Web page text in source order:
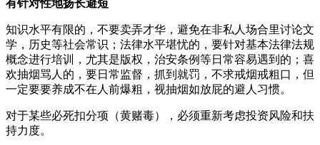
有针对性地扬长避短
知识水平有限的，不要卖弄才华，避免在非私人场合里讨论文
学，历史等社会常识；法律水平堪忧的，要针对基本法律法规
概念进行培训，尤其是版权，治安条例等日常容易遇到的；喜
欢抽烟骂人的，要日常监督，抓到就罚，不求戒烟戒粗口，但
一定要要养成不在人前爆粗，视抽烟如放屁的避人习惯。
对于某些必死扣分项（黄赌毒），必须重新考虑投资风险和扶
持力度。